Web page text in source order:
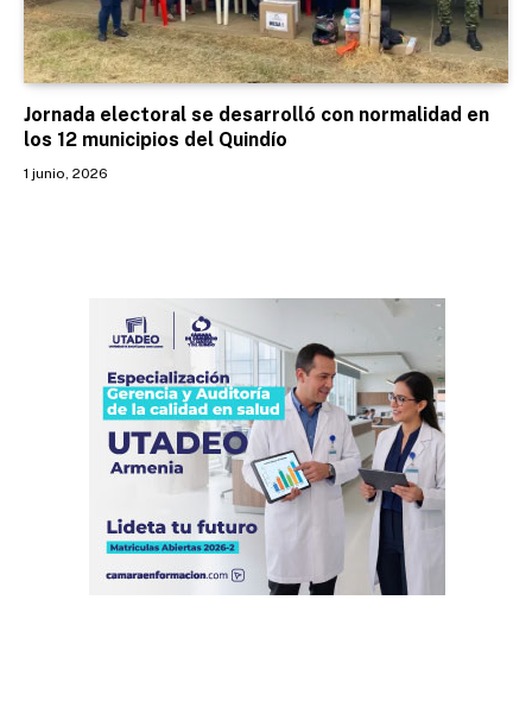
Jornada electoral se desarrolló con normalidad en
los 12 municipios del Quindío
1 junio, 2026